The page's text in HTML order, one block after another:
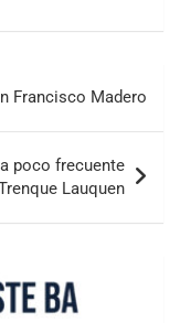
Francisco Madero
poco frecuente
Lauquen